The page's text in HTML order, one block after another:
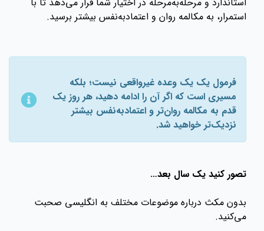
استمرار، به مکالمه روان و اعتمادبه‌نفس بیشتر برسید.
فرمول یک یک وعده غیرواقعی نیست؛ بلکه
مسیری است که اگر آن را ادامه دهید، هر روز یک
قدم به مکالمه روان‌تر و اعتمادبه‌نفس بیشتر
نزدیک‌تر خواهید شد.
تصور کنید یک سال بعد…
بدون مکث درباره موضوعات مختلف به انگلیسی صحبت
می‌کنید.